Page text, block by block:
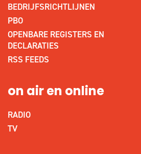
BEDRIJFSRICHTLIJNEN
PBO
OPENBARE REGISTERS EN
DECLARATIES
RSS FEEDS
on air en online
RADIO
TV